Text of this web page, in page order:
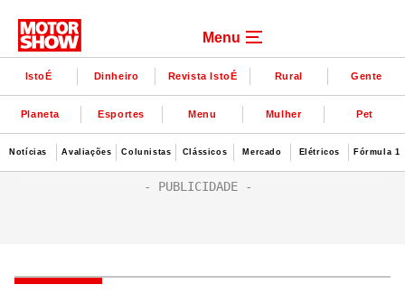
Menu
IstoÉ Dinheiro Revista IstoÉ Rural Gente
Planeta Esportes Menu Mulher Pet
Notícias Avaliações Colunistas Clássicos Mercado Elétricos Fórmula 1